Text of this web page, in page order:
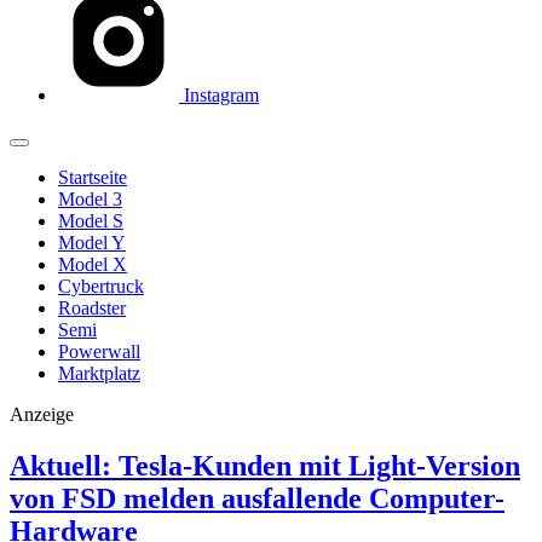
Instagram
Startseite
Model 3
Model S
Model Y
Model X
Cybertruck
Roadster
Semi
Powerwall
Marktplatz
Anzeige
Aktuell: Tesla-Kunden mit Light-Version
von FSD melden ausfallende Computer-
Hardware